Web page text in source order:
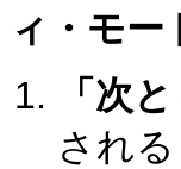
ィ・モ
「次
され